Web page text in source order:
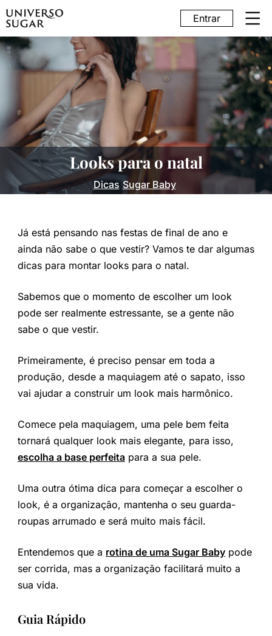
Entrar
Looks para o natal
Dicas Sugar Baby
Já está pensando nas festas de final de ano e
ainda não sabe o que vestir? Vamos te dar algumas
dicas para montar looks para o natal.
Sabemos que o momento de escolher um look
pode ser realmente estressante, se a gente não
sabe o que vestir.
Primeiramente, é preciso pensar em toda a
produção, desde a maquiagem até o sapato, isso
vai ajudar a construir um look mais harmônico.
Comece pela maquiagem, uma pele bem feita
tornará qualquer look mais elegante, para isso,
escolha a base perfeitapara a sua pele.
Uma outra ótima dica para começar a escolher o
look, é a organização, mantenha o seu guarda-
roupas arrumado e será muito mais fácil.
Entendemos que a rotina de uma Sugar Babypode
ser corrida, mas a organização facilitará muito a
sua vida.
Guia Rápido